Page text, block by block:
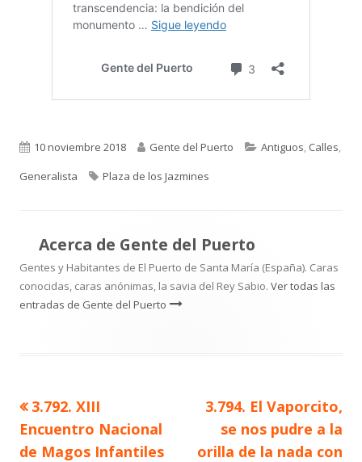
Publicado
el
10 noviembre 2018 Autor
Gente del Puerto Categorías
Antiguos, Calles,
Generalista
Etiquetas
Plaza de los Jazmines
Acerca de Gente del Puerto
Gentes y Habitantes de El Puerto de Santa María (España). Caras
conocidas, caras anónimas, la savia del Rey Sabio. Ver todas las
entradas de Gente del Puerto
Navegación
de
Artículo
anterior
3.792. XIII
Encuentro Nacional
de Magos Infantiles
Artículo
siguiente
3.794. El Vaporcito,
se nos pudre a la
orilla de la nada con